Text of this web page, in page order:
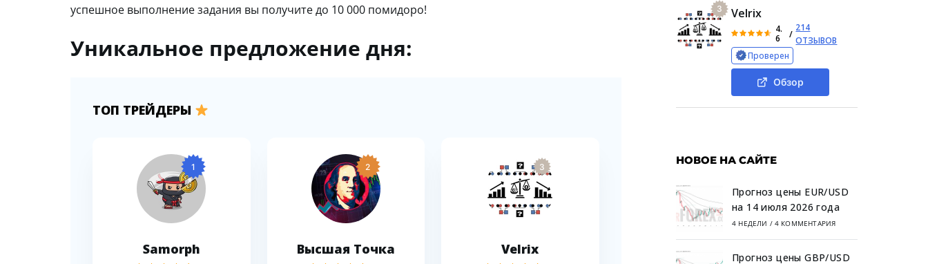
успешное выполнение задания вы получите до 10 000 помидоро!
Уникальное предложение дня:
ТОП ТРЕЙДЕРЫ
1
Samorph
2
Высшая Точка
3
Velrix
3 Velrix
4.
6
/
214
ОТЗЫВОВ
Проверен
Обзор
НОВОЕ НА САЙТЕ
Прогноз цены EUR/USD
на 14 июля 2026 года
4 НЕДЕЛИ / 4 КОММЕНТАРИЯ
Прогноз цены GBP/USD